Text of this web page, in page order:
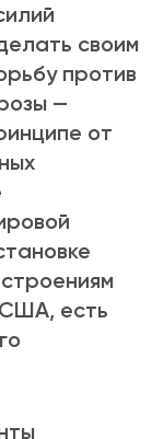
своим
против
—
от
есть